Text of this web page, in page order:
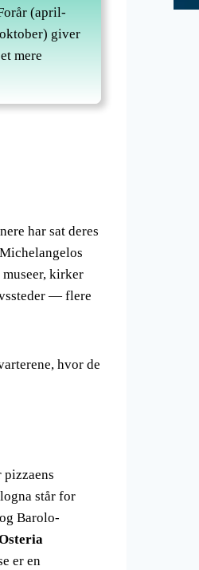
(april-
giver
mere
har sat deres
kirker
— flere
hvor de
står for
Barolo-
er en